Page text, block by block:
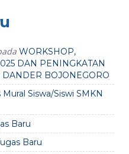
WORKSHOP,
DAN PENINGKATAN
DANDER BOJONEGORO
Mural Siswa/Siswi SMKN
Baru
Baru